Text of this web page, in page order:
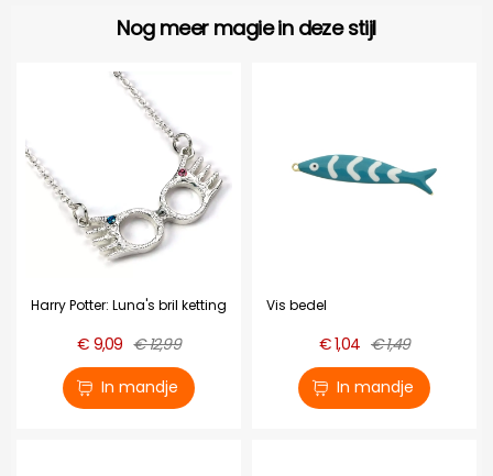
Nog meer magie in deze stijl
Harry Potter: Luna's bril ketting
€ 9,09 € 12,99
In mandje
Vis bedel
€ 1,04 € 1,49
In mandje